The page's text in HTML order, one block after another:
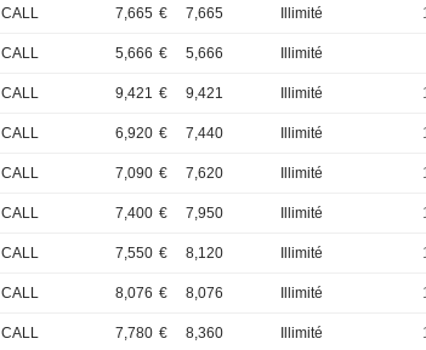
CALL 7,665 € 7,665 Illimité
CALL 5,666 € 5,666 Illimité
CALL 9,421 € 9,421 Illimité
CALL 6,920 € 7,440 Illimité
CALL 7,090 € 7,620 Illimité
CALL 7,400 € 7,950 Illimité
CALL 7,550 € 8,120 Illimité
CALL 8,076 € 8,076 Illimité
CALL 7,780 € 8,360 Illimité